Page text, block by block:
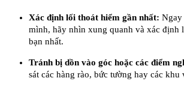
Xác định lối thoát hiểm gần nhất:
mình, hãy nhìn xung quanh và xác định
bạn nhất.
Tránh bị dồn vào góc hoặc các điểm
sát các hàng rào, bức tường hay các khu